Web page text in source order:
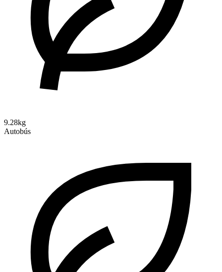
9.28kg
Autobús